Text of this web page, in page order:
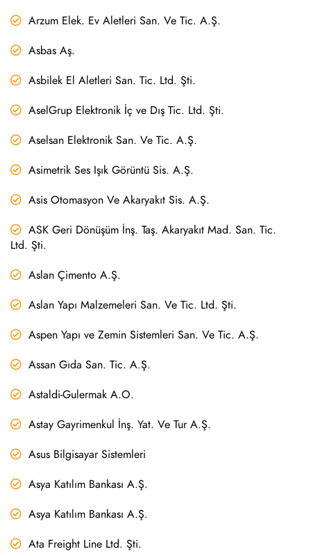
Arzum Elek. Ev Aletleri San. Ve Tic. A.Ş.
Asbas Aş.
Asbilek El Aletleri San. Tic. Ltd. Şti.
AselGrup Elektronik İç ve Dış Tic. Ltd. Şti.
Aselsan Elektronik San. Ve Tic. A.Ş.
Asimetrik Ses Işık Görüntü Sis. A.Ş.
Asis Otomasyon Ve Akaryakıt Sis. A.Ş.
ASK Geri Dönüşüm İnş. Taş. Akaryakıt Mad. San. Tic.
Ltd. Şti.
Aslan Çimento A.Ş.
Aslan Yapı Malzemeleri San. Ve Tic. Ltd. Şti.
Aspen Yapı ve Zemin Sistemleri San. Ve Tic. A.Ş.
Assan Gıda San. Tic. A.Ş.
Astaldi-Gulermak A.O.
Astay Gayrimenkul İnş. Yat. Ve Tur A.Ş.
Asus Bilgisayar Sistemleri
Asya Katılım Bankası A.Ş.
Asya Katılım Bankası A.Ş.
Ata Freight Line Ltd. Şti.